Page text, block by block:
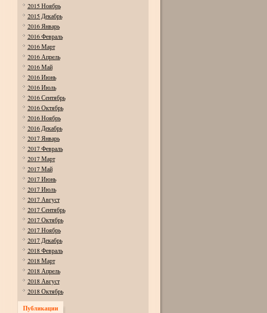
2015 Ноябрь
2015 Декабрь
2016 Январь
2016 Февраль
2016 Март
2016 Апрель
2016 Май
2016 Июнь
2016 Июль
2016 Сентябрь
2016 Октябрь
2016 Ноябрь
2016 Декабрь
2017 Январь
2017 Февраль
2017 Март
2017 Май
2017 Июнь
2017 Июль
2017 Август
2017 Сентябрь
2017 Октябрь
2017 Ноябрь
2017 Декабрь
2018 Февраль
2018 Март
2018 Апрель
2018 Август
2018 Октябрь
Публикации